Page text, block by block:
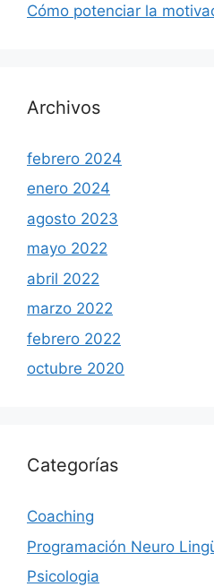
Cómo potenciar la
Archivos
febrero 2024
enero 2024
agosto 2023
mayo 2022
abril 2022
marzo 2022
febrero 2022
octubre 2020
Categorías
Coaching
Programación Neuro
Psicologia